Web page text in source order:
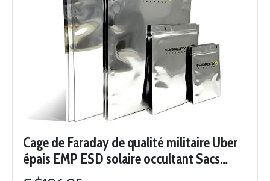
Cage de Faraday de qualité militaire Uber
épais EMP ESD solaire occultant Sacs
15PC 2-metal Couche, Fully-specced,